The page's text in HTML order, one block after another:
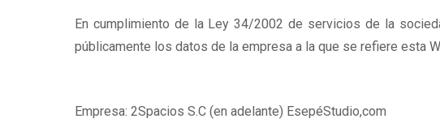
En cumplimiento de la Ley 34/2002 de servicios de la
públicamente los datos de la empresa a la que se refiere esta
Empresa: 2Spacios S.C (en adelante) EsepéStudio,com